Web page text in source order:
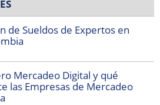
de Sueldos de Expertos en
Mercadeo Digital y qué
las Empresas de Mercadeo